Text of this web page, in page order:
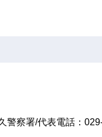
警察署/代表電話：